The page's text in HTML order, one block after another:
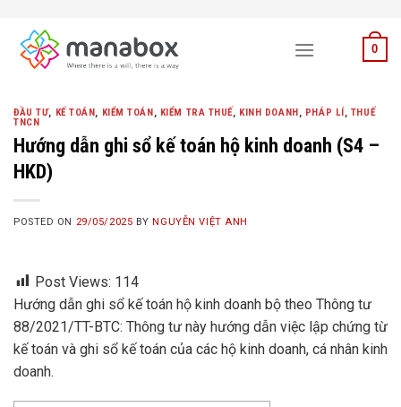
content
0
ĐẦU TƯ, KẾ TOÁN, KIỂM TOÁN, KIỂM TRA THUẾ, KINH DOANH, PHÁP LÍ, THUẾ
TNCN
Hướng dẫn ghi sổ kế toán hộ kinh doanh (S4 –
HKD)
POSTED ON 29/05/2025 BYNGUYỄN VIỆT ANH
Post Views: 114
Hướng dẫn ghi sổ kế toán hộ kinh doanh bộ theo Thông tư
88/2021/TT-BTC: Thông tư này hướng dẫn việc lập chứng từ
kế toán và ghi sổ kế toán của các hộ kinh doanh, cá nhân kinh
doanh.